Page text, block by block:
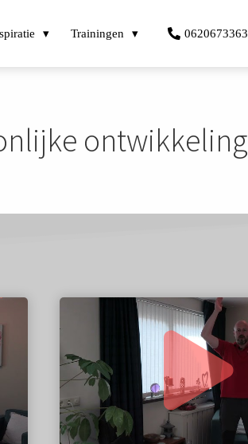
Trainingen 0620673363
ontwikkeling